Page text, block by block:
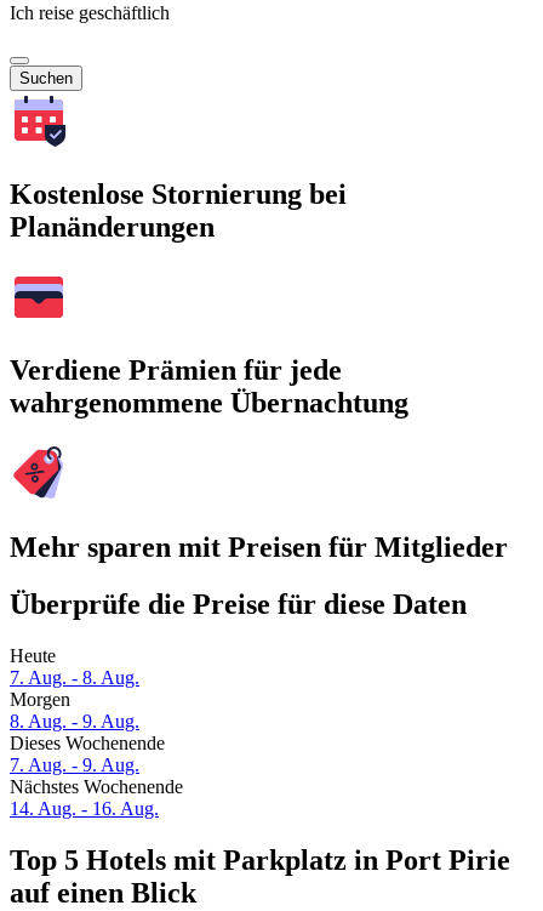
Ich reise geschäftlich
Suchen
Kostenlose Stornierung bei
Planänderungen
Verdiene Prämien für jede
wahrgenommene Übernachtung
Mehr sparen mit Preisen für Mitglieder
Überprüfe die Preise für diese Daten
Heute
7. Aug. - 8. Aug.
Morgen
8. Aug. - 9. Aug.
Dieses Wochenende
7. Aug. - 9. Aug.
Nächstes Wochenende
14. Aug. - 16. Aug.
Top 5 Hotels mit Parkplatz in Port Pirie
auf einen Blick